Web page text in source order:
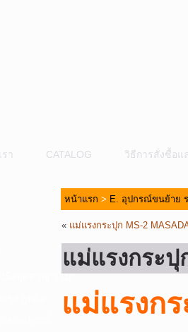
รา CATALOG วิธีการสั่งซื้อแ
งมืออุตสาหกรรม
หน้าแรก > E. อุปกรณ์ขนย้าย
« แม่แรงกระปุก MS-2
แม่แรงกระปุ
แม่แรงก